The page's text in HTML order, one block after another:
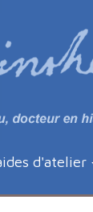
d'atelier